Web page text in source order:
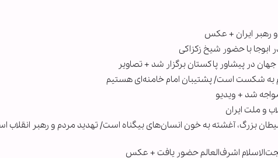
رهبر ایران + عکس
ابوجا با حضور شیخ زکزاکی
در پیشاور پاکستان برگزار شد + تصاویر
به شکست است/ پشتیبان امام خامنه‌ای هستیم
شد + ویدیو
و ملت ایران
بزرگ، آغشته به خون انسان‌های بیگناه است/ تهدید مردم و رهبر انقلاب
اشرف‌العالم حضور یافت + عکس